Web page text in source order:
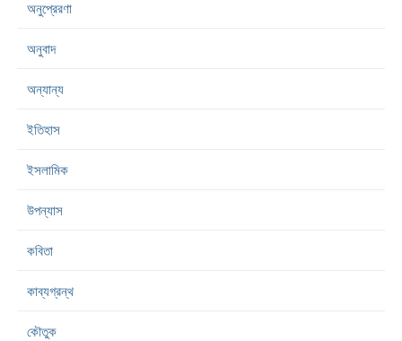
অনুপ্রেরণা
অনুবাদ
অন্যান্য
ইতিহাস
ইসলামিক
উপন্যাস
কবিতা
কাব্যগ্রন্থ
কৌতুক